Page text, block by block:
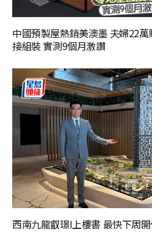
中國預製屋熱銷美澳墨 夫婦22
接組裝 實測9個月激讚
西南九龍叡璟I上樓書 最快下周